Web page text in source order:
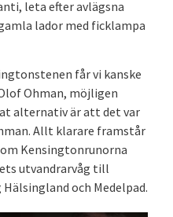
leta efter avlägsna
lador med ficklampa
får vi kanske
Ohman, möjligen
alternativ är att det var
Allt klarare framstår
Kensingtonrunorna
utvandrarvåg till
och Medelpad.